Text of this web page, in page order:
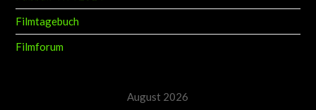
Filmtagebuch
Filmforum
August 2026